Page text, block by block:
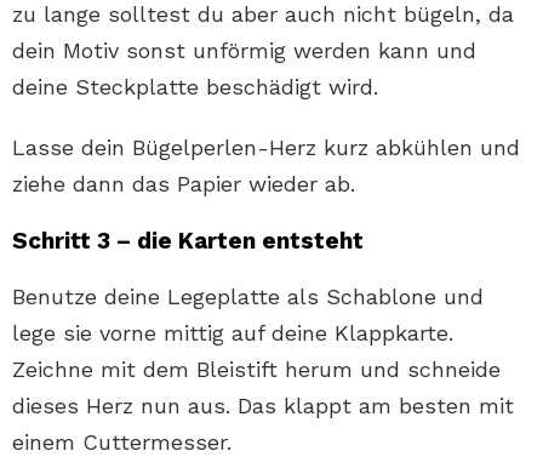
zu lange solltest du aber auch nicht bügeln, da
dein Motiv sonst unförmig werden kann und
deine Steckplatte beschädigt wird.
Lasse dein Bügelperlen-Herz kurz abkühlen und
ziehe dann das Papier wieder ab.
Schritt 3 – die Karten entsteht
Benutze deine Legeplatte als Schablone und
lege sie vorne mittig auf deine Klappkarte.
Zeichne mit dem Bleistift herum und schneide
dieses Herz nun aus. Das klappt am besten mit
einem Cuttermesser.